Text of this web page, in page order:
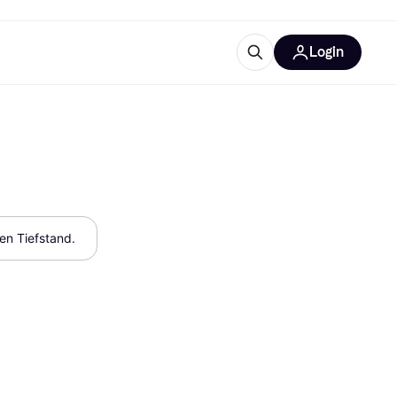
Login
Tiefstand.